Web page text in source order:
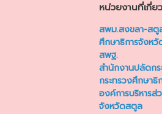
หน่วยงานที่เกี่ย
สพม.สงขลา-สตู
ศึกษาธิการจังห
สพฐ.
สำนักงานปลัดก
กระทรวงศึกษาธิ
องค์การบริหาร
จังหวัดสตูล